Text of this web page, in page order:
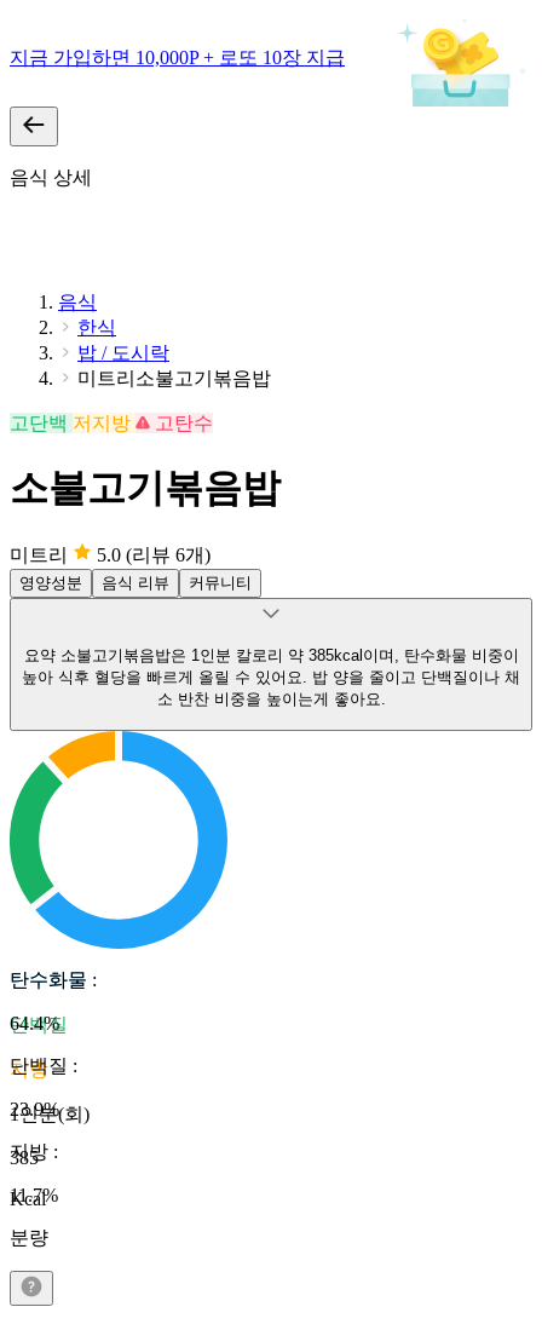
지금 가입하면 10,000P + 로또 10장 지급
음식 상세
음식
한식
밥 / 도시락
미트리소불고기볶음밥
고단백 저지방 고탄수
소불고기볶음밥
미트리 5.0 (리뷰 6개)
영양성분 음식 리뷰 커뮤니티
요약 소불고기볶음밥은 1인분 칼로리 약 385kcal이며, 탄수화물 비중이
높아 식후 혈당을 빠르게 올릴 수 있어요. 밥 양을 줄이고 단백질이나 채
소 반찬 비중을 높이는게 좋아요.
탄수화물
단백질
지방
1인분(회)
385
Kcal
탄수화물 :
64.4%
단백질 :
23.9%
지방 :
11.7%
분량